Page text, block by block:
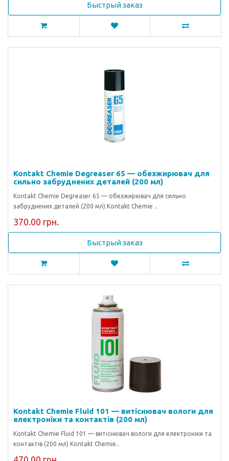
Быстрый заказ
Kontakt Chemie Degreaser 65 — обезжирювач для
сильно забруднених деталей (200 мл)
Kontakt Chemie Degreaser 65 — обезжирювач для сильно
забруднених деталей (200 мл) Kontakt Chemie ..
370.00 грн.
Быстрый заказ
Kontakt Chemie Fluid 101 — витіснювач вологи для
електроніки та контактів (200 мл)
Kontakt Chemie Fluid 101 — витіснювач вологи для електроніки та
контактів (200 мл) Kontakt Chemie..